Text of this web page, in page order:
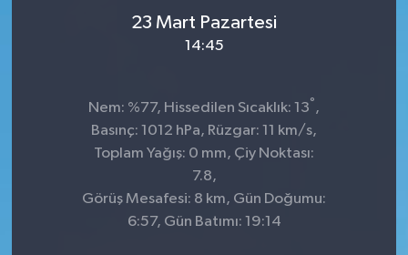
23 Mart Pazartesi
14:45
Nem: %77, Hissedilen Sıcaklık: 13° ,
Basınç: 1012 hPa, Rüzgar: 11 km/s,
Toplam Yağış: 0 mm, Çiy Noktası:
7.8,
Görüş Mesafesi: 8 km, Gün Doğumu:
6:57, Gün Batımı: 19:14